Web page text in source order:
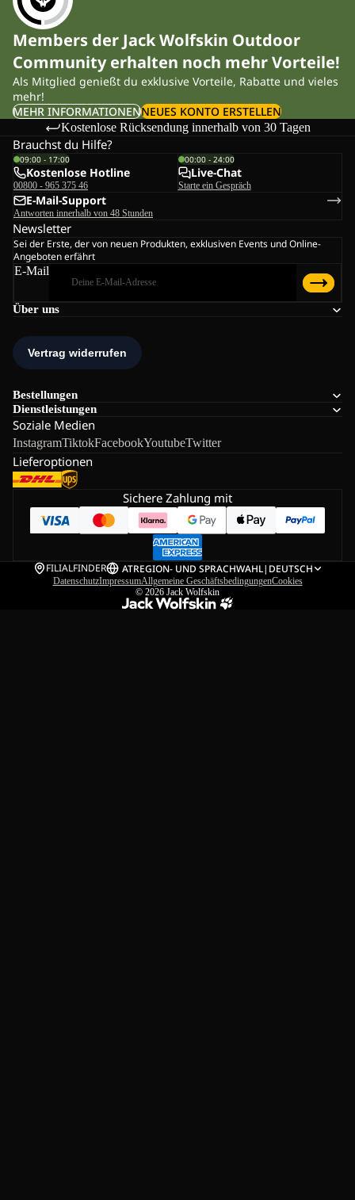
Members der Jack Wolfskin Outdoor
Community erhalten noch mehr Vorteile!
Als Mitglied genießt du exklusive Vorteile, Rabatte und vieles
mehr!
MEHR INFORMATIONENNEUES KONTO ERSTELLEN
Kostenlose Rücksendung innerhalb von 30 Tagen
Über uns
Bestellungen
Dienstleistungen
Soziale Medien
InstagramTiktokFacebookYoutubeTwitter
Lieferoptionen
Brauchst du Hilfe?
09:00 - 17:00
Kostenlose Hotline
00800 - 965 375 46
00:00 - 24:00
Live-Chat
Starte ein Gespräch
E-Mail-Support
Antworten innerhalb von 48 Stunden
Newsletter
Sei der Erste, der von neuen Produkten, exklusiven Events und Online-
Angeboten erfährt
E-Mail
Sichere Zahlung mit
FILIALFINDER ATREGION- UND SPRACHWAHL| DEUTSCH
DatenschutzImpressumAllgemeine GeschäftsbedingungenCookies
© 2026 Jack Wolfskin